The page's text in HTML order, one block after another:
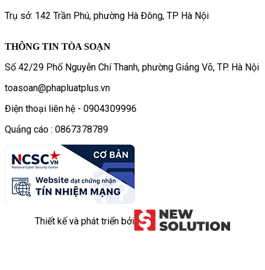
Trụ sở: 142 Trần Phú, phường Hà Đông, TP Hà Nội
THÔNG TIN TÒA SOẠN
Số 42/29 Phố Nguyễn Chí Thanh, phường Giảng Võ, TP. Hà Nội
toasoan@phapluatplus.vn
Điện thoại liên hệ - 0904309996
Quảng cáo : 0867378789
Thiết kế và phát triển bởi